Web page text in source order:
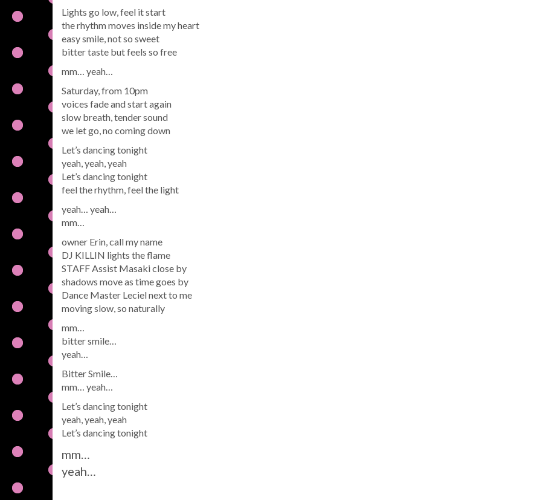
Lights go low, feel it start
the rhythm moves inside my heart
easy smile, not so sweet
bitter taste but feels so free
mm… yeah…
Saturday, from 10pm
voices fade and start again
slow breath, tender sound
we let go, no coming down
Let’s dancing tonight
yeah, yeah, yeah
Let’s dancing tonight
feel the rhythm, feel the light
yeah… yeah…
mm…
owner Erin, call my name
DJ KILLIN lights the flame
STAFF Assist Masaki close by
shadows move as time goes by
Dance Master Leciel next to me
moving slow, so naturally
mm…
bitter smile…
yeah…
Bitter Smile…
mm… yeah…
Let’s dancing tonight
yeah, yeah, yeah
Let’s dancing tonight
mm…
yeah…